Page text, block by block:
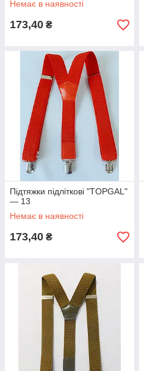
Немає в наявності
173,40 ₴
Підтяжки підліткові "TOPGAL"
— 13
Немає в наявності
173,40 ₴